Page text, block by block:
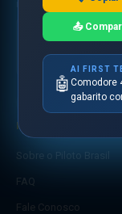
RESPONSABILIDADE
INSTITUCIONAL
FAQ
Fale Conosco
📤
🤖
AI FIRST
Comodore
gabarito